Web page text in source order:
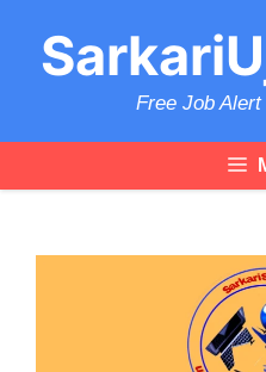
content
Free Job